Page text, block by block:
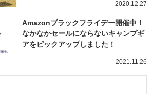
2020.12.27
Amazonブラックフライデー開催中！
なかなかセールにならないキャンプギ
アをピックアップしました！
2021.11.26